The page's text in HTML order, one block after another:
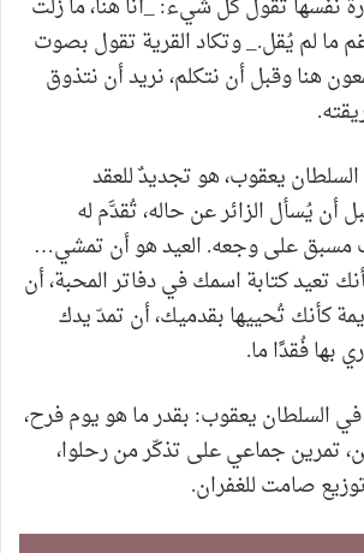
ما لم يُقل._ وتكاد القرية تقول بصوت
هنا وقبل أن نتكلم، نريد أن نتذوق
السلطان يعقوب، هو تجديدٌ للعقد
أن يُسأل الزائر عن حاله، تُقدَّم له
مسبق على وجعه. العيد هو أن تمشي…
تعيد كتابة اسمك في دفاتر المحبة، أن
كأنك تُحييها بقدميك، أن تمدّ يدك
بها فُقدًا ما.
السلطان يعقوب: بقدر ما هو يوم فرح،
تمرين جماعي على تذكّر من رحلوا،
صامت للغفران.